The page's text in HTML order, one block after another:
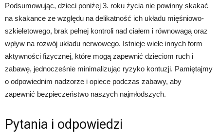
Podsumowując, dzieci poniżej 3. roku życia nie powinny skakać
na skakance ze względu na delikatność ich układu mięśniowo-
szkieletowego, brak pełnej kontroli nad ciałem i równowagą oraz
wpływ na rozwój układu nerwowego. Istnieje wiele innych form
aktywności fizycznej, które mogą zapewnić dzieciom ruch i
zabawę, jednocześnie minimalizując ryzyko kontuzji. Pamiętajmy
o odpowiednim nadzorze i opiece podczas zabawy, aby
zapewnić bezpieczeństwo naszych najmłodszych.
Pytania i odpowiedzi